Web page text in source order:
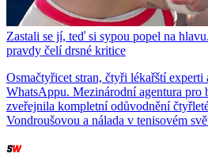
Zastali se jí, teď si sypou popel na
pravdy čelí drsné kritice
Osmačtyřicet stran, čtyři lékařští experti
WhatsAppu. Mezinárodní agentura pro
zveřejnila kompletní odůvodnění
Vondroušovou a nálada v tenisovém